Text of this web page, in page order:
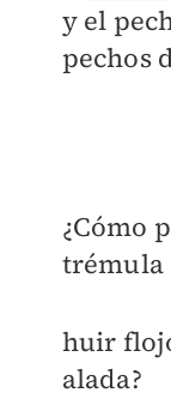
y el
pechos
¿Cómo
trémula
huir
alada?